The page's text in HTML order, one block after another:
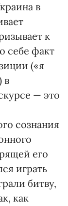
в
к
себе факт
(«я
в
— это
сознания
его
играть
битву,
как